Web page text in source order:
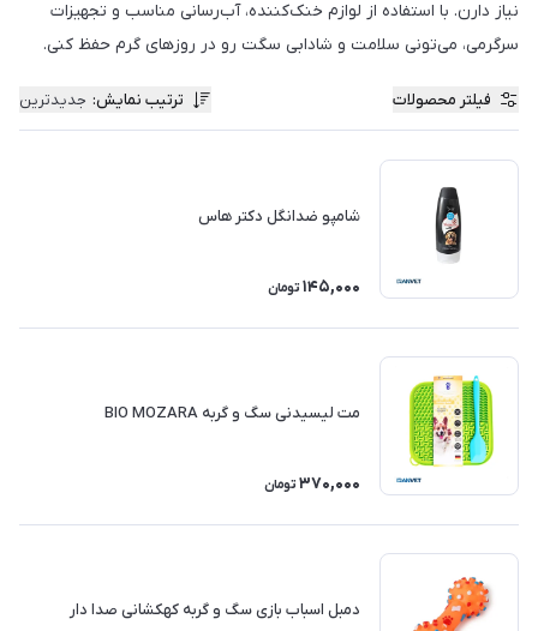
نیاز دارن. با استفاده از لوازم خنک‌کننده، آب‌رسانی مناسب و تجهیزات
سرگرمی، می‌تونی سلامت و شادابی سگت رو در روزهای گرم حفظ کنی.
فیلتر محصولات ترتیب نمایش: جدیدترین
شامپو ضدانگل دکتر هاس
145,000 تومان
مت لیسیدنی سگ و گربه BIO MOZARA
370,000 تومان
دمبل اسباب بازی سگ و گربه کهکشانی صدا دار